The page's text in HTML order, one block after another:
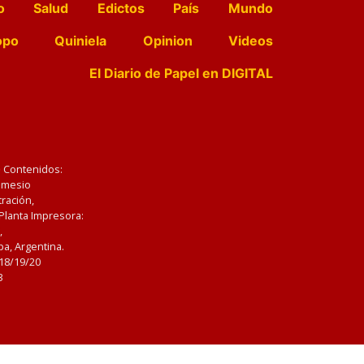
Salud Edictos País
Mundo
Quiniela Opinion
Videos
El Diario de Papel en DIGITAL
Impresora:
Argentina.
19/20